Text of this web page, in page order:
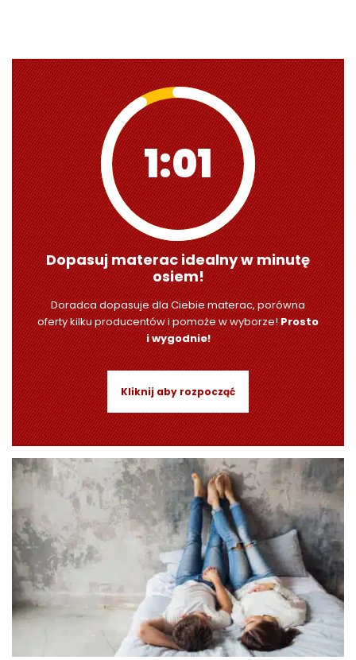
1:00
Dopasuj materac idealny w minutę
osiem!
Doradca dopasuje dla Ciebie materac, porówna
oferty kilku producentów i pomoże w wyborze!Prosto
i wygodnie!
Kliknij aby rozpocząć